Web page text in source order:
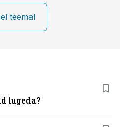
teemal
lugeda?